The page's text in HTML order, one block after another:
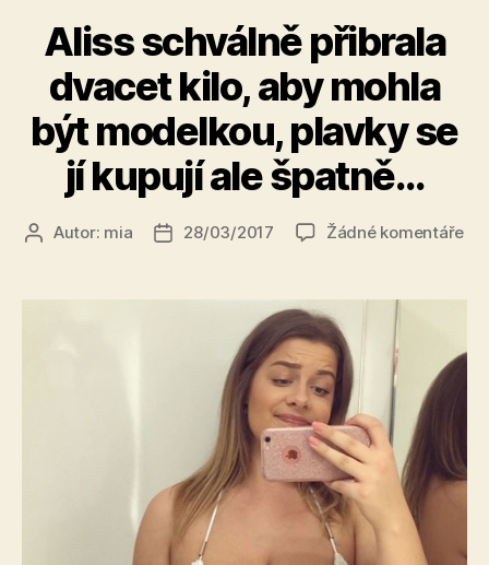
Aliss schválně přibrala
dvacet kilo, aby mohla
být modelkou, plavky se
jí kupují ale špatně…
AutorAutor: mia
Datum
28/03/2017 Žádné komentářeu